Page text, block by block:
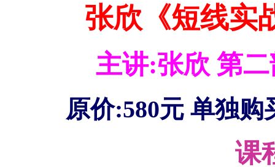
张欣《短线实
主讲:张欣 第
原价:580元 单独
课